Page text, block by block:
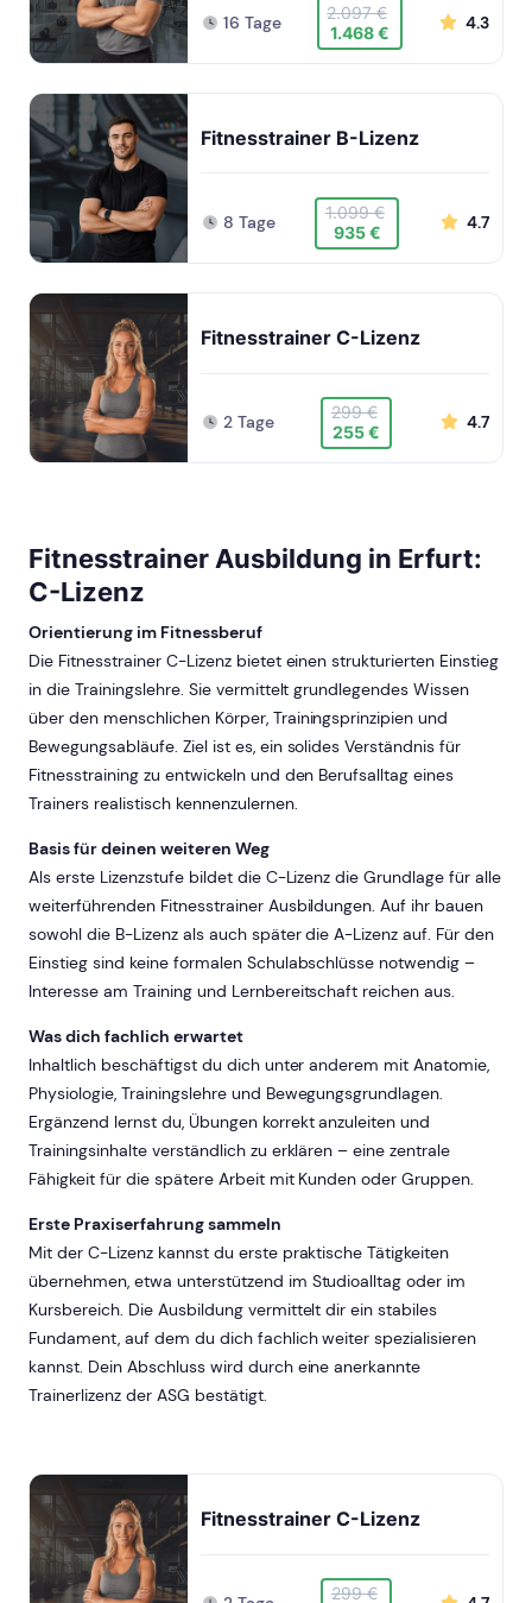
16 Tage
2.097 €
1.468 €
4.3
Fitnesstrainer B-Lizenz
8 Tage
1.099 €
935 €
4.7
Fitnesstrainer C-Lizenz
2 Tage
299 €
255 €
4.7
Fitnesstrainer Ausbildung in Erfurt:
C-Lizenz
Orientierung im Fitnessberuf
Die Fitnesstrainer C-Lizenz bietet einen strukturierten Einstieg
in die Trainingslehre. Sie vermittelt grundlegendes Wissen
über den menschlichen Körper, Trainingsprinzipien und
Bewegungsabläufe. Ziel ist es, ein solides Verständnis für
Fitnesstraining zu entwickeln und den Berufsalltag eines
Trainers realistisch kennenzulernen.
Basis für deinen weiteren Weg
Als erste Lizenzstufe bildet die C-Lizenz die Grundlage für alle
weiterführenden Fitnesstrainer Ausbildungen. Auf ihr bauen
sowohl die B-Lizenz als auch später die A-Lizenz auf. Für den
Einstieg sind keine formalen Schulabschlüsse notwendig –
Interesse am Training und Lernbereitschaft reichen aus.
Was dich fachlich erwartet
Inhaltlich beschäftigst du dich unter anderem mit Anatomie,
Physiologie, Trainingslehre und Bewegungsgrundlagen.
Ergänzend lernst du, Übungen korrekt anzuleiten und
Trainingsinhalte verständlich zu erklären – eine zentrale
Fähigkeit für die spätere Arbeit mit Kunden oder Gruppen.
Erste Praxiserfahrung sammeln
Mit der C-Lizenz kannst du erste praktische Tätigkeiten
übernehmen, etwa unterstützend im Studioalltag oder im
Kursbereich. Die Ausbildung vermittelt dir ein stabiles
Fundament, auf dem du dich fachlich weiter spezialisieren
kannst. Dein Abschluss wird durch eine anerkannte
Trainerlizenz der ASG bestätigt.
Fitnesstrainer C-Lizenz
299 €